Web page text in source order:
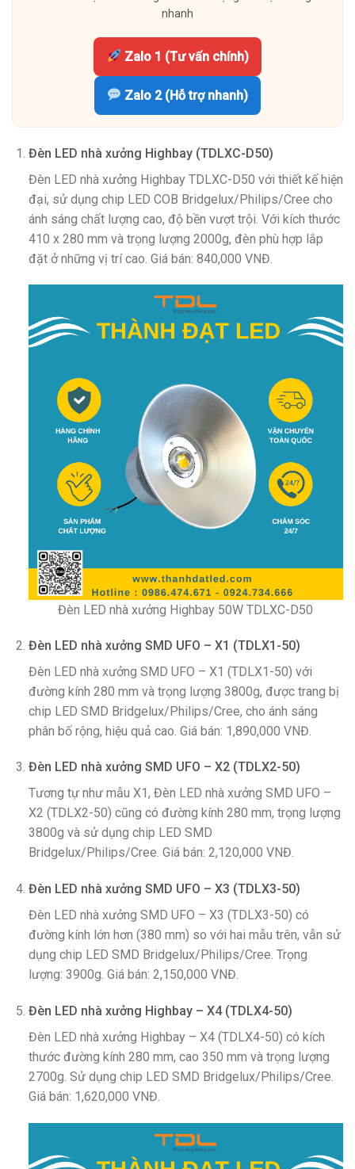
nhanh
Zalo 1 (Tư vấn chính)
Zalo 2 (Hỗ trợ nhanh)
Đèn LED nhà xưởng Highbay (TDLXC-D50)
Đèn LED nhà xưởng Highbay TDLXC-D50 với thiết kế hiện
đại, sử dụng chip LED COB Bridgelux/Philips/Cree cho
ánh sáng chất lượng cao, độ bền vượt trội. Với kích thước
410 x 280 mm và trọng lượng 2000g, đèn phù hợp lắp
đặt ở những vị trí cao. Giá bán: 840,000 VNĐ.
Đèn LED nhà xưởng Highbay 50W TDLXC-D50
Đèn LED nhà xưởng SMD UFO – X1 (TDLX1-50)
Đèn LED nhà xưởng SMD UFO – X1 (TDLX1-50) với
đường kính 280 mm và trọng lượng 3800g, được trang bị
chip LED SMD Bridgelux/Philips/Cree, cho ánh sáng
phân bố rộng, hiệu quả cao. Giá bán: 1,890,000 VNĐ.
Đèn LED nhà xưởng SMD UFO – X2 (TDLX2-50)
Tương tự như mẫu X1, Đèn LED nhà xưởng SMD UFO –
X2 (TDLX2-50) cũng có đường kính 280 mm, trọng lượng
3800g và sử dụng chip LED SMD
Bridgelux/Philips/Cree. Giá bán: 2,120,000 VNĐ.
Đèn LED nhà xưởng SMD UFO – X3 (TDLX3-50)
Đèn LED nhà xưởng SMD UFO – X3 (TDLX3-50) có
đường kính lớn hơn (380 mm) so với hai mẫu trên, vẫn sử
dụng chip LED SMD Bridgelux/Philips/Cree. Trọng
lượng: 3900g. Giá bán: 2,150,000 VNĐ.
Đèn LED nhà xưởng Highbay – X4 (TDLX4-50)
Đèn LED nhà xưởng Highbay – X4 (TDLX4-50) có kích
thước đường kính 280 mm, cao 350 mm và trọng lượng
2700g. Sử dụng chip LED SMD Bridgelux/Philips/Cree.
Giá bán: 1,620,000 VNĐ.